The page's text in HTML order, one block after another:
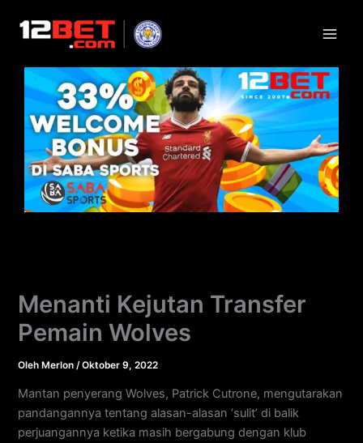
Menanti Kejutan Transfer
Pemain Wolves
OlehMerlon /Oktober 9, 2022
Mantan penyerang Wolves, Patrick Cutrone, mengutarakan
pandangannya tentang alasan-alasan ‘sulit’ di balik
perjuangannya ketika masih bergabung dengan klub